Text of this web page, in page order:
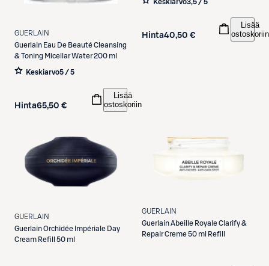
GUERLAIN
Guerlain Eau De Beauté Cleansing
& Toning Micellar Water 200 ml
Keskiarvo5 / 5
Hinta65,50 €
Lisää
ostoskoriin
Keskiarvo3,5 / 5
Hinta40,50 €
Lisää
ostoskoriin
GUERLAIN
GuerlainOrchidée Impériale Day
Cream Refill 50 ml
GUERLAIN
GuerlainAbeille Royale Clarify &
Repair Creme 50 ml Refill